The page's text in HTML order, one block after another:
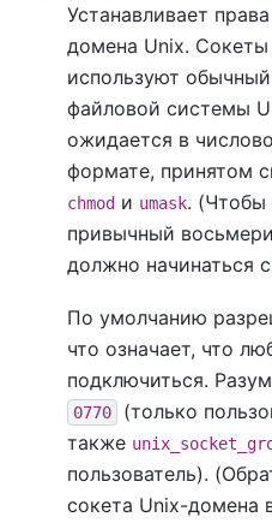
Устанавливает
домена Unix.
используют
файловой системы
ожидается в
формате, принятом
chmod и umask. (Чтобы
привычный
должно начинаться с
По умолчанию
что означает, что
подключиться.
0770
(только
также
пользователь).
сокета Unix-домена